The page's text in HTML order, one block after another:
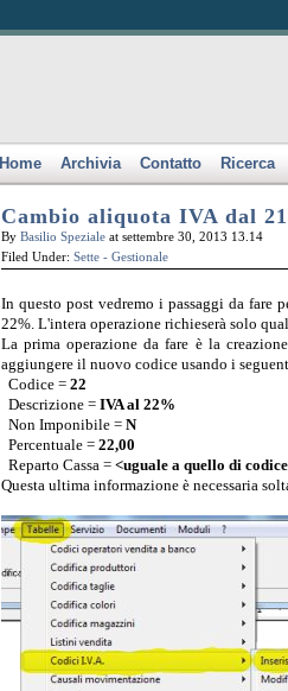
Home Archivia Contatto Ricerca
Cambio aliquota IVA dal
By Basilio Speziale at settembre 30, 2013 13.14
Filed Under: Sette - Gestionale
In questo post vedremo i passaggi da fare
22%. L'intera operazione richieserà solo
La prima operazione da fare è la
aggiungere il nuovo codice usando i
Codice = 22
Descrizione = IVA al 22%
Non Imponibile = N
Percentuale = 22,00
Reparto Cassa = <uguale a quello di
Questa ultima informazione è necessaria